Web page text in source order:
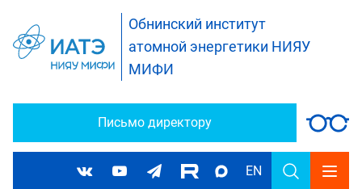
Обнинский институт
атомной энергетики НИЯУ
МИФИ
Письмо директору
EN